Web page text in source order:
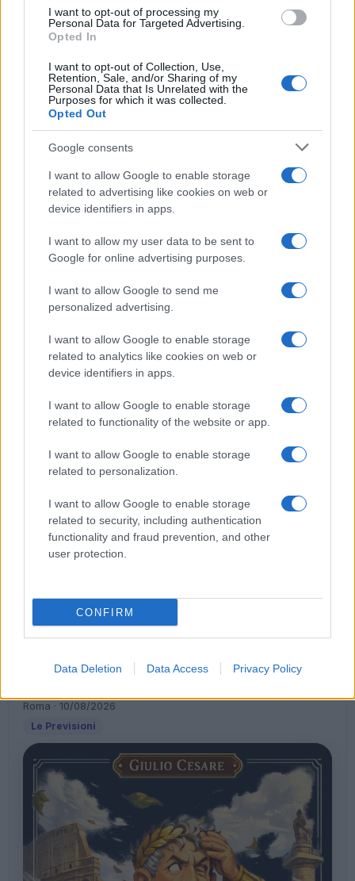
I want to opt-out of processing my
Personal Data for Targeted Advertising.
Opted In
I want to opt-out of Collection, Use,
Retention, Sale, and/or Sharing of my
Personal Data that Is Unrelated with the
Purposes for which it was collected.
Opted Out
Google consents
I want to allow Google to enable storage
related to advertising like cookies on web or
device identifiers in apps.
I want to allow my user data to be sent to
Google for online advertising purposes.
I want to allow Google to send me
personalized advertising.
I want to allow Google to enable storage
related to analytics like cookies on web or
device identifiers in apps.
I want to allow Google to enable storage
related to functionality of the website or app.
I want to allow Google to enable storage
related to personalization.
I want to allow Google to enable storage
related to security, including authentication
functionality and fraud prevention, and other
user protection.
CONFIRM
Data Deletion Data Access Privacy Policy
Decoro e
overtourism sotto
la lente
poliziotti accende
cancro Roma senso di comunità
ARTICOLI CORRELATI
Roma sotto attacco: la ‘ndrangheta e il suo primo
‘locale’
Dolori alla spalla e rimedi, le protesi diventano
Roma · 10/08/2026
Le Previsioni